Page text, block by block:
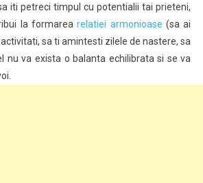
iti petreci timpul cu potentialii tai prieteni,
la formarearelatiei armonioase (sa ai
sa ti amintesti zilele de nastere, sa
nu va exista o balanta echilibrata si se va